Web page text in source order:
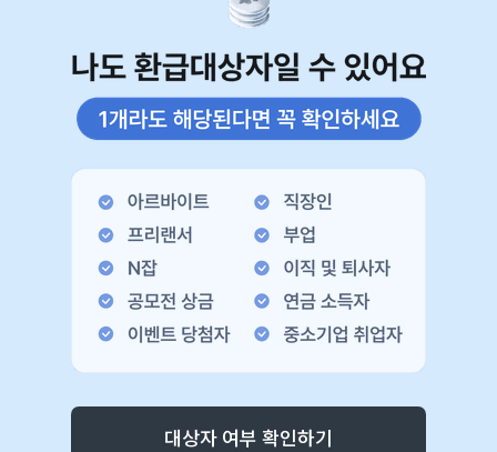
대상자 여부 확인하기